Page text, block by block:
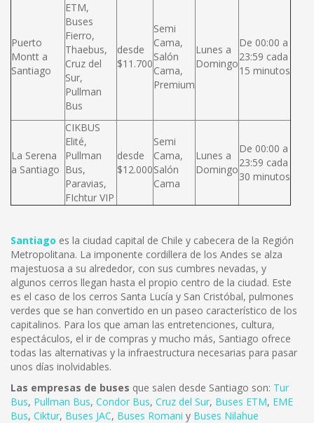
Puerto
Montt a
Santiago
ETM,
Buses
Fierro,
Thaebus,
Cruz del
Sur,
Pullman
Bus
desde
$11.700
Semi
Cama,
Salón
Cama,
Premium
Lunes a
Domingo
De 00:00 a
23:59 cada
15 minutos
La Serena
a Santiago
CIKBUS
Elité,
Pullman
Bus,
Paravias,
FIchtur VIP
desde
$12.000
Semi
Cama,
Salón
Cama
Lunes a
Domingo
De 00:00 a
23:59 cada
30 minutos
Santiago es la ciudad capital de Chile y cabecera de la Región
Metropolitana. La imponente cordillera de los Andes se alza
majestuosa a su alrededor, con sus cumbres nevadas, y
algunos cerros llegan hasta el propio centro de la ciudad. Este
es el caso de los cerros Santa Lucía y San Cristóbal, pulmones
verdes que se han convertido en un paseo característico de los
capitalinos. Para los que aman las entretenciones, cultura,
espectáculos, el ir de compras y mucho más, Santiago ofrece
todas las alternativas y la infraestructura necesarias para pasar
unos días inolvidables.
Las empresas de buses que salen desde Santiago son: Tur
Bus, Pullman Bus, Condor Bus, Cruz del Sur, Buses ETM, EME
Bus, Ciktur, Buses JAC, Buses Romani y Buses Nilahue